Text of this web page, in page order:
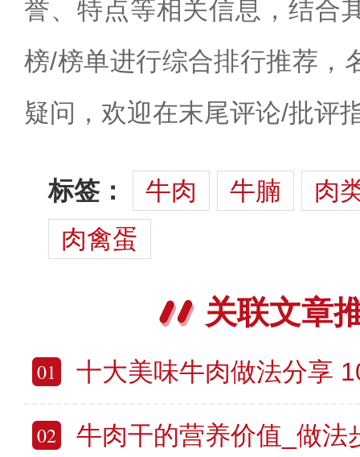
誉、特点等相关信息，结合
榜/榜单进行综合排行推荐，
疑问，欢迎在末尾评论/批评
标签： 牛肉 牛腩
肉
肉禽蛋
关联文章
01 十大美味牛肉做法分享 10种浓
02 牛肉干的营养价值_做法步骤_如